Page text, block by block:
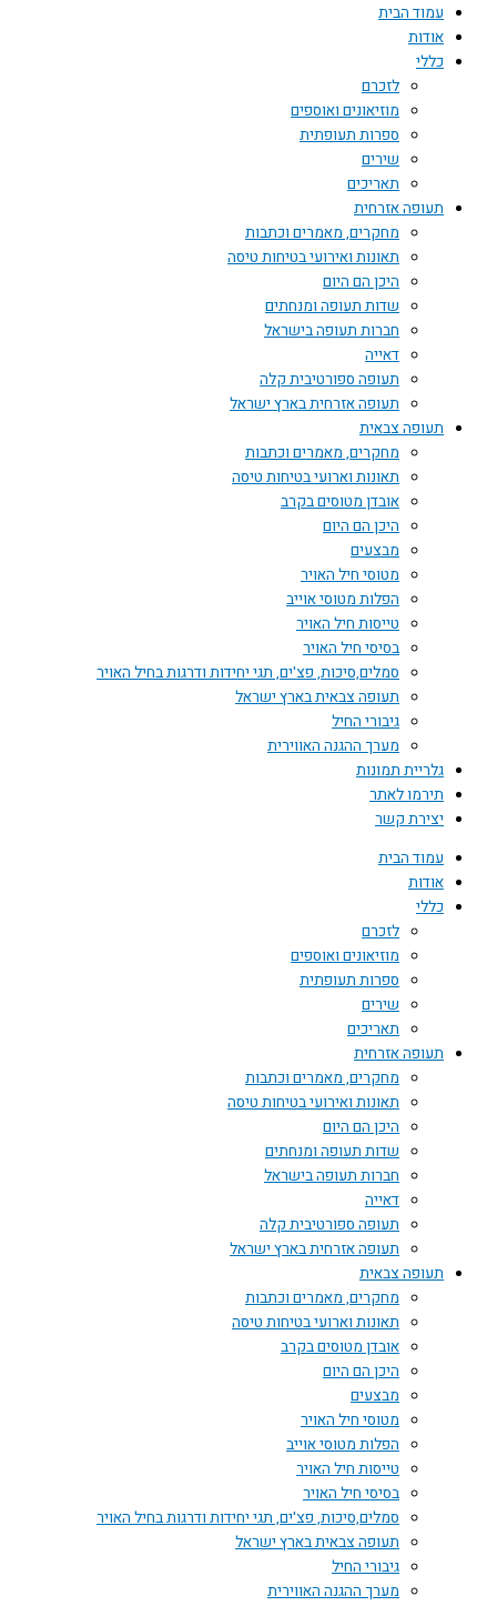
עמוד הבית
אודות
כללי
לזכרם
מוזיאונים ואוספים
ספרות תעופתית
שירים
תאריכים
תעופה אזרחית
מחקרים, מאמרים וכתבות
תאונות ואירועי בטיחות טיסה
היכן הם היום
שדות תעופה ומנחתים
חברות תעופה בישראל
דאייה
תעופה ספורטיבית קלה
תעופה אזרחית בארץ ישראל
תעופה צבאית
מחקרים, מאמרים וכתבות
תאונות וארועי בטיחות טיסה
אובדן מטוסים בקרב
היכן הם היום
מבצעים
מטוסי חיל האויר
הפלות מטוסי אוייב
טייסות חיל האויר
בסיסי חיל האויר
סמלים,סיכות, פצ'ים, תגי יחידות ודרגות בחיל האויר
תעופה צבאית בארץ ישראל
גיבורי החיל
מערך ההגנה האווירית
גלריית תמונות
תירמו לאתר
יצירת קשר
עמוד הבית
אודות
כללי
לזכרם
מוזיאונים ואוספים
ספרות תעופתית
שירים
תאריכים
תעופה אזרחית
מחקרים, מאמרים וכתבות
תאונות ואירועי בטיחות טיסה
היכן הם היום
שדות תעופה ומנחתים
חברות תעופה בישראל
דאייה
תעופה ספורטיבית קלה
תעופה אזרחית בארץ ישראל
תעופה צבאית
מחקרים, מאמרים וכתבות
תאונות וארועי בטיחות טיסה
אובדן מטוסים בקרב
היכן הם היום
מבצעים
מטוסי חיל האויר
הפלות מטוסי אוייב
טייסות חיל האויר
בסיסי חיל האויר
סמלים,סיכות, פצ'ים, תגי יחידות ודרגות בחיל האויר
תעופה צבאית בארץ ישראל
גיבורי החיל
מערך ההגנה האווירית